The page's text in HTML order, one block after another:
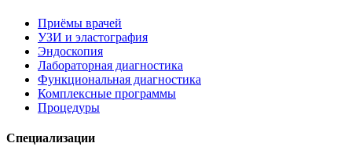
Приёмы врачей
УЗИ и эластография
Эндоскопия
Лабораторная диагностика
Функциональная диагностика
Комплексные программы
Процедуры
Специализации